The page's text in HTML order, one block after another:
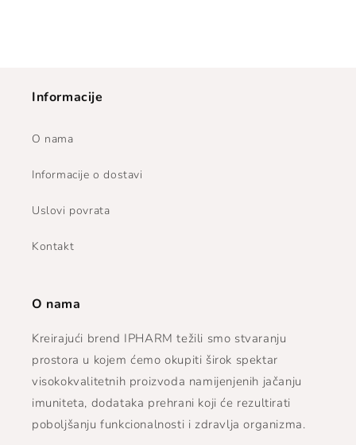
Informacije
O nama
Informacije o dostavi
Uslovi povrata
Kontakt
O nama
Kreirajući brend IPHARM težili smo stvaranju
prostora u kojem ćemo okupiti širok spektar
visokokvalitetnih proizvoda namijenjenih jačanju
imuniteta, dodataka prehrani koji će rezultirati
poboljšanju funkcionalnosti i zdravlja organizma.